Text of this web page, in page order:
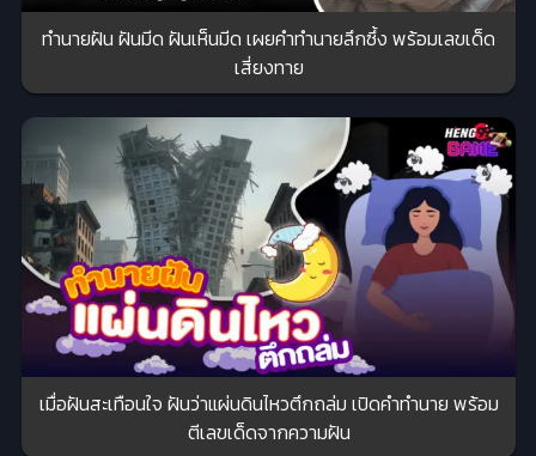
ทำนายฝัน ฝันมีด ฝันเห็นมีด เผยคำทำนายลึกซึ้ง พร้อมเลขเด็ด
เสี่ยงทาย
เมื่อฝันสะเทือนใจ ฝันว่าแผ่นดินไหวตึกถล่ม เปิดคำทำนาย พร้อม
ตีเลขเด็ดจากความฝัน